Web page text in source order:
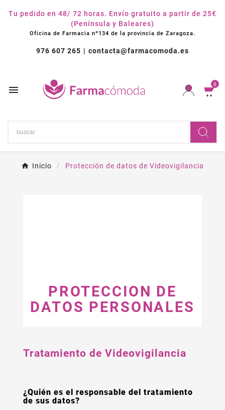
Tu pedido en 48/ 72 horas. Envío gratuito a partir de 25€
(Península y Baleares)
Oficina de Farmacia nº134 de la provincia de Zaragoza.
976 607 265 contacta@farmacomoda.es
 0
Inicio Protección de datos de Videovigilancia
PROTECCION DE
DATOS PERSONALES
Tratamiento de Videovigilancia
¿Quién es el responsable del tratamiento
de sus datos?